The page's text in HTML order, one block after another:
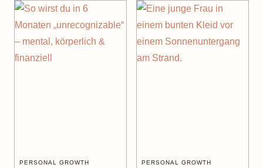
PERSONAL GROWTH PERSONAL GROWTH